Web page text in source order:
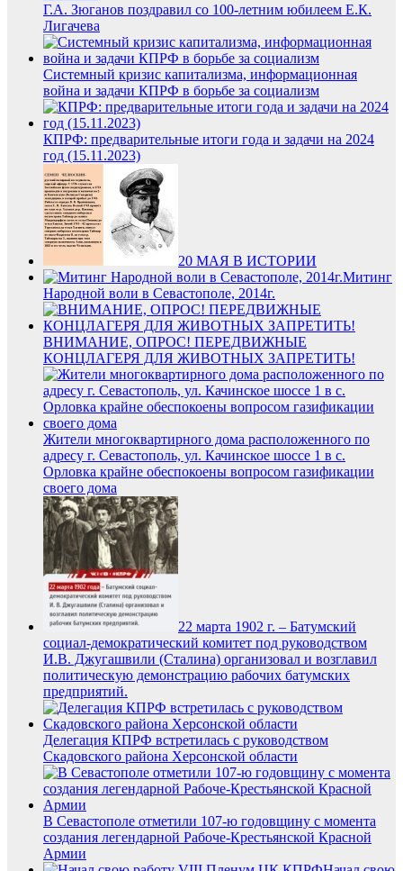
Г.А. Зюганов поздравил со 100-летним юбилеем Е.К.
Лигачева
Системный кризис капитализма, информационная
война и задачи КПРФ в борьбе за социализм
КПРФ: предварительные итоги года и задачи на 2024
год (15.11.2023)
20 МАЯ В ИСТОРИИ
Митинг
Народной воли в Севастополе, 2014г.
ВНИМАНИЕ, ОПРОС! ПЕРЕДВИЖНЫЕ
КОНЦЛАГЕРЯ ДЛЯ ЖИВОТНЫХ ЗАПРЕТИТЬ!
Жители многоквартирного дома расположенного по
адресу г. Севастополь, ул. Качинское шоссе 1 в с.
Орловка крайне обеспокоены вопросом газификации
своего дома
22 марта 1902 г. – Батумский
социал-демократический комитет под руководством
И.В. Джугашвили (Сталина) организовал и возглавил
политическую демонстрацию рабочих батумских
предприятий.
Делегация КПРФ встретилась с руководством
Скадовского района Херсонской области
В Севастополе отметили 107-ю годовщину с момента
создания легендарной Рабоче-Крестьянской Красной
Армии